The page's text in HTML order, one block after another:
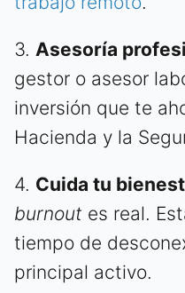
3. Asesoría
gestor o asesor
inversión que te
Hacienda y la
4. Cuida tu
burnout es real.
tiempo de
principal activo.